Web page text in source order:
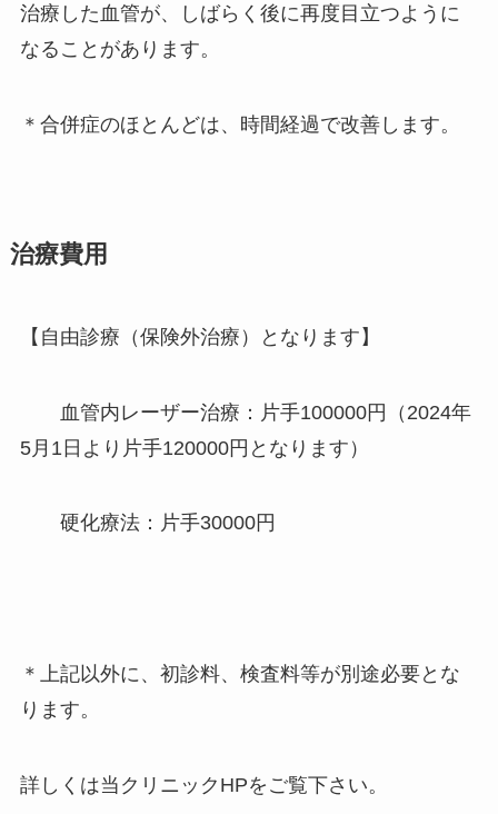
治療した血管が、しばらく後に再度目立つように
なることがあります。
＊合併症のほとんどは、時間経過で改善します。
治療費用
【自由診療（保険外治療）となります】
血管内レーザー治療：片手100000円（2024年
5月1日より片手120000円となります）
硬化療法：片手30000円
＊上記以外に、初診料、検査料等が別途必要とな
ります。
詳しくは当クリニックHPをご覧下さい。